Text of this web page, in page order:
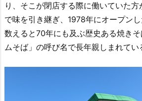
り、そこが閉店する際に働いていた
で味を引き継ぎ、1978年にオープン
数えると70年にも及ぶ歴史ある焼き
ムそば」の呼び名で長年親しまれてい